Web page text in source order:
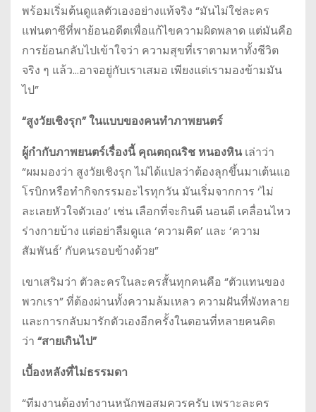
พร้อมเริ่มต้นดูแลตัวเองอย่างแท้จริง “มันไม่ใช่ละคร
แฟนตาซีที่พาย้อนอดีตเพื่อแก้ไขความผิดพลาด แต่มันคือ
การย้อนกลับไปเข้าใจว่า ความสุขที่เราตามหาทั้งชีวิต
จริง ๆ แล้ว…อาจอยู่กับเราเสมอ เพียงแต่เรามองข้ามมัน
ไป”
“สูงวัยเชิงรุก” ในแบบของคนทำภาพยนตร์
ผู้กำกับภาพยนตร์เรื่องนี้ คุณตฤณริช หนองหินเล่าว่า
“ผมมองว่า สูงวัยเชิงรุก ไม่ได้แปลว่าต้องลุกขึ้นมาเต้นแอ
โรบิกหรือทำกิจกรรมอะไรทุกวัน มันเริ่มจากการ ‘ไม่
ละเลยหัวใจตัวเอง’ เช่น เลือกที่จะกินดี นอนดี เคลื่อนไหว
ร่างกายบ้าง แต่อย่าลืมดูแล ‘ความคิด’ และ ‘ความ
สัมพันธ์’ กับคนรอบข้างด้วย”
เขาเสริมว่า ตัวละครในละครสั้นทุกคนคือ “ตัวแทนของ
พวกเรา” ที่ต้องผ่านทั้งความล้มเหลว ความฝันที่พังทลาย
และการกลับมารักตัวเองอีกครั้งในตอนที่หลายคนคิด
ว่า “สายเกินไป”
เบื้องหลังที่ไม่ธรรมดา
“ทีมงานต้องทำงานหนักพอสมควรครับ เพราะละคร